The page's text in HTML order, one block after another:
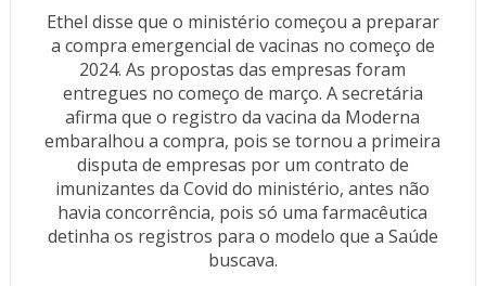
Ethel disse que o ministério começou a preparar
a compra emergencial de vacinas no começo de
2024. As propostas das empresas foram
entregues no começo de março. A secretária
afirma que o registro da vacina da Moderna
embaralhou a compra, pois se tornou a primeira
disputa de empresas por um contrato de
imunizantes da Covid do ministério, antes não
havia concorrência, pois só uma farmacêutica
detinha os registros para o modelo que a Saúde
buscava.